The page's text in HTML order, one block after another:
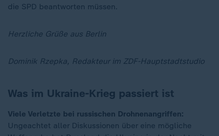
die SPD beantworten müssen.
Herzliche Grüße aus Berlin
Dominik Rzepka, Redakteur im ZDF-Hauptstadtstudio
Was im Ukraine-Krieg passiert ist
Viele Verletzte bei russischen Drohnenangriffen:
Ungeachtet aller Diskussionen über eine mögliche